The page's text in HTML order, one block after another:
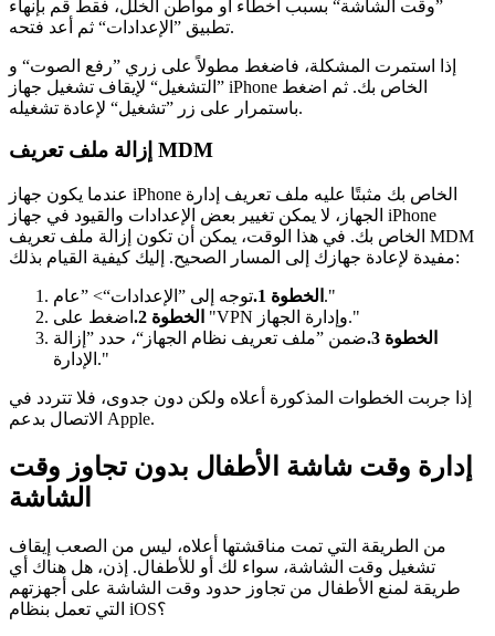
”وقت الشاشة“ بسبب أخطاء أو مواطن الخلل، فقط قم بإنهاء
تطبيق ”الإعدادات“ ثم أعد فتحه.
إذا استمرت المشكلة، فاضغط مطولاً على زري ”رفع الصوت“ و
”التشغيل“ لإيقاف تشغيل جهاز iPhone الخاص بك. ثم اضغط
باستمرار على زر ”تشغيل“ لإعادة تشغيله.
إزالة ملف تعريف MDM
عندما يكون جهاز iPhone الخاص بك مثبتًا عليه ملف تعريف إدارة
الجهاز، لا يمكن تغيير بعض الإعدادات والقيود في جهاز iPhone
الخاص بك. في هذا الوقت، يمكن أن تكون إزالة ملف تعريف MDM
مفيدة لإعادة جهازك إلى المسار الصحيح. إليك كيفية القيام بذلك:
الخطوة 1. توجه إلى ”الإعدادات“> ”عام."
الخطوة 2.
اضغط على "VPN وإدارة الجهاز."
الخطوة 3.
ضمن ”ملف تعريف نظام الجهاز“، حدد ”إزالة
الإدارة."
إذا جربت الخطوات المذكورة أعلاه ولكن دون جدوى، فلا تتردد في
الاتصال بدعم Apple.
إدارة وقت شاشة الأطفال بدون تجاوز وقت
الشاشة
من الطريقة التي تمت مناقشتها أعلاه، ليس من الصعب إيقاف
تشغيل وقت الشاشة، سواء لك أو للأطفال. إذن، هل هناك أي
طريقة لمنع الأطفال من تجاوز حدود وقت الشاشة على أجهزتهم
التي تعمل بنظام iOS؟